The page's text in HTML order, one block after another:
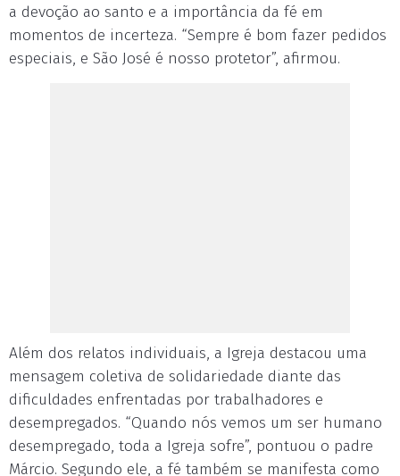
a devoção ao santo e a importância da fé em
momentos de incerteza. “Sempre é bom fazer pedidos
especiais, e São José é nosso protetor”, afirmou.
Além dos relatos individuais, a Igreja destacou uma
mensagem coletiva de solidariedade diante das
dificuldades enfrentadas por trabalhadores e
desempregados. “Quando nós vemos um ser humano
desempregado, toda a Igreja sofre”, pontuou o padre
Márcio. Segundo ele, a fé também se manifesta como